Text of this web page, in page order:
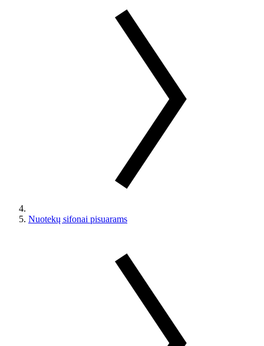
Nuotekų sifonai pisuarams